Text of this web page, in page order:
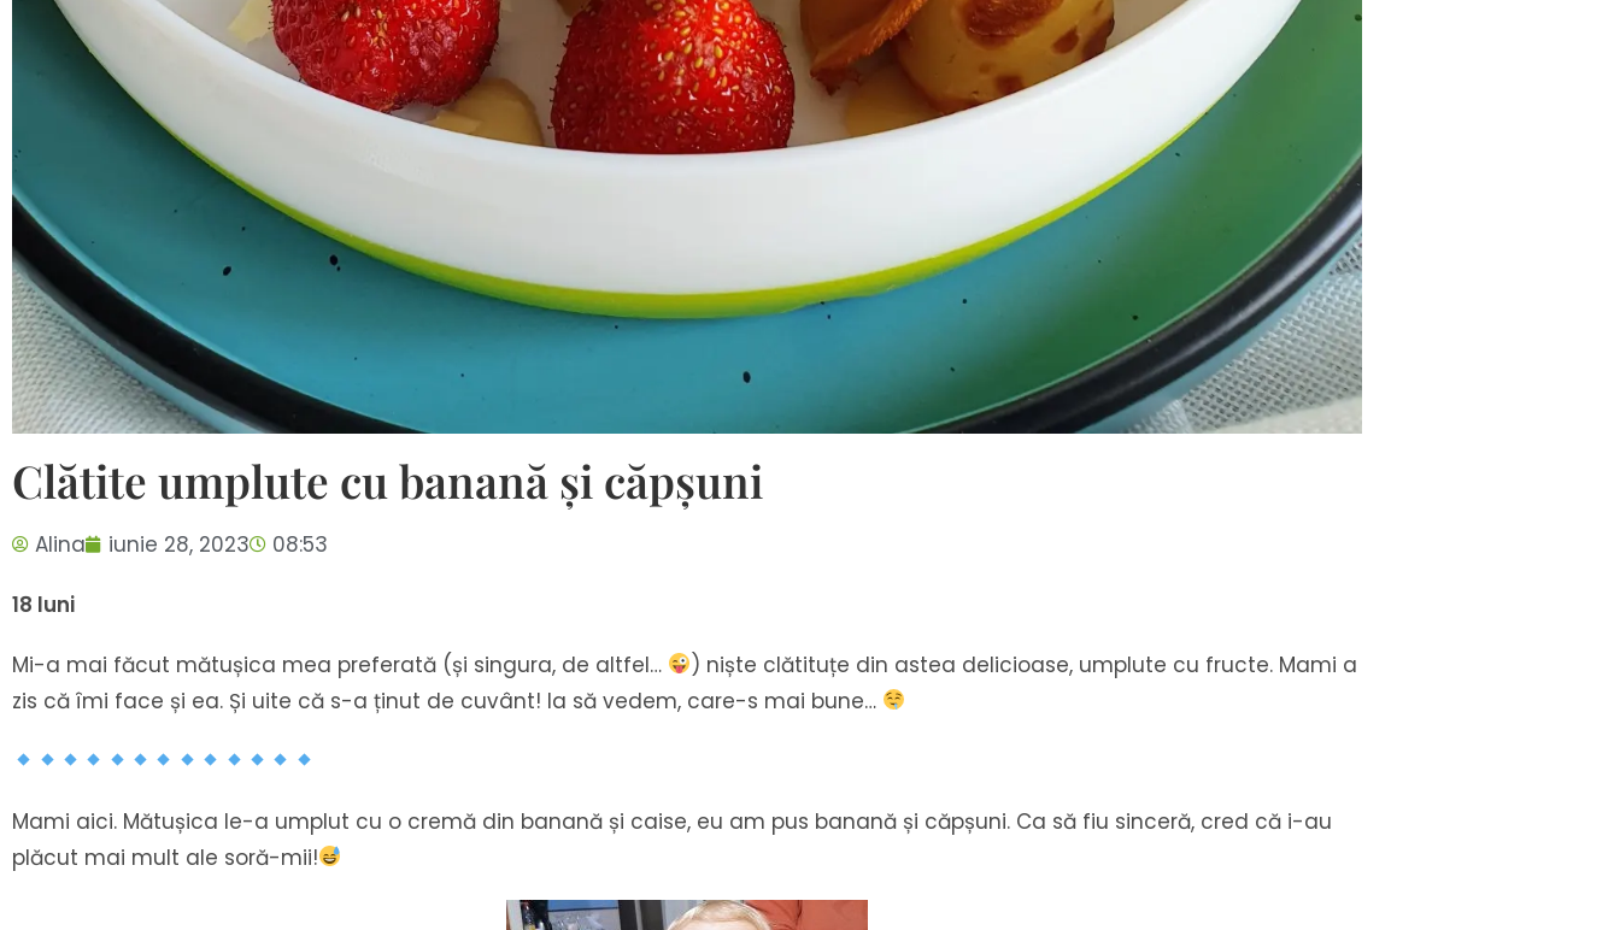
Clătite umplute cu banană și căpșuni
Alina iunie 28, 2023 08:53
18 luni
Mi-a mai făcut mătușica mea preferată (și singura, de altfel…
) niște clătituțe din astea delicioase, umplute cu fructe. Mami a
zis că îmi face și ea. Și uite că s-a ținut de cuvânt! Ia să vedem, care-s mai bune…
Mami aici. Mătușica le-a umplut cu o cremă din banană și caise, eu am pus banană și căpșuni. Ca să fiu sinceră, cred că i-au
plăcut mai mult ale soră-mii!